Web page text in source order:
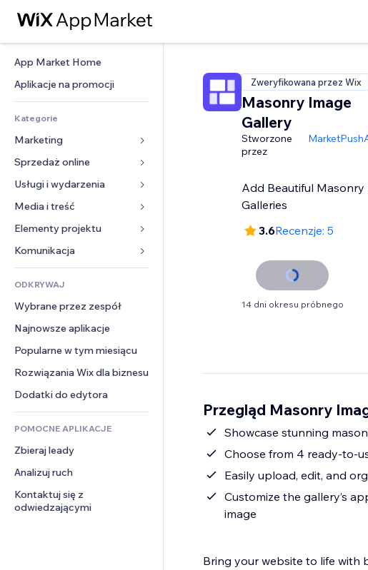
App Market Home
Aplikacje na promocji
Kategorie
Marketing
Reklamy
Smartfon
Analityka
Listy witryn
E-mail
Sprzedaż online
Aplikacje do sklepów
Wysyłka i dostawa
Przyciski sprzedaży
Rachunkowość
Kupony i lojalność
Rozwiązania dla
magazynowania
Dropshipping
Ceny i subskrypcja
Crowdfunding
Żywność i napoje
Usługi i wydarzenia
Hotele
Wydarzenia
Restauracje
Nieruchomości
Rezerwacje
Media i treść
Galeria
Muzyka
Podkasty
Fotografia
Film
PDF
Udostępnianie plików
Wiadomości
Elementy projektu
Mapy i nawigacja
Prywatność i bezpieczeństwo
Zegar
Szablony stron
Efekty obrazu
Przyciski i menu
Banery i odznaki
Kalkulatory
Szukaj
Pogoda
Wykresy i tabele
Formularze
Ankiety
Czat
Komentarze
Telefon
Społeczność
Opinie i polecenia
CRM
ODKRYWAJ
Wybrane przez zespół
Najnowsze aplikacje
Popularne w tym miesiącu
Rozwiązania Wix dla biznesu
Dodatki do edytora
POMOCNE APLIKACJE
Zbieraj leady
Analizuj ruch
Kontaktuj się z
odwiedzającymi
Zweryfikowana przez Wix
Masonry Image
Gallery
Stworzone
przez
Add Beautiful Masonry
Galleries
3.6Recenzje: 5
14 dni okresu próbnego
Przegląd Masonry
Showcase stunning
Choose from 4 ready-to-
Easily upload, edit, and
Customize the gallery’s
image
Bring your website to life with